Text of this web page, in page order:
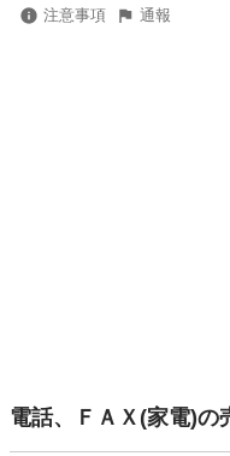
注意事項 通報
電話、ＦＡＸ(家電)の